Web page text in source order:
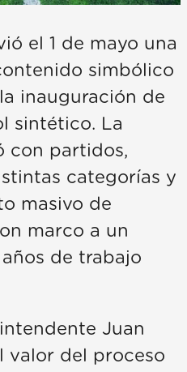
el 1 de mayo una
simbólico
inauguración de
sintético. La
con partidos,
categorías y
masivo de
marco a un
de trabajo
Juan
valor del proceso